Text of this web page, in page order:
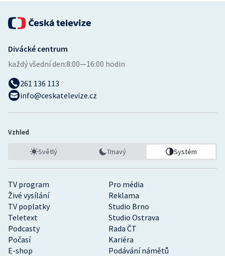
Golf
Gymnastika
Házená
Jezdectví
Krasobruslení
Lyže a snowboard
Moderní pětiboj
Motorsport
TV program
Pro média
Živé vysílání
Reklama
TV poplatky
Studio Brno
Teletext
Studio Ostrava
Podcasty
Rada ČT
Počasí
Kariéra
E-shop
Podávání námětů
Divácké centrum
každý všední den:8:00—16:00 hodin
261 136 113
info@ceskatelevize.cz
Vzhled
Světlý Tmavý Systém